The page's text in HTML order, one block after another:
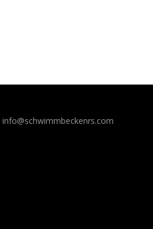
info@schwimmbeckenrs.com